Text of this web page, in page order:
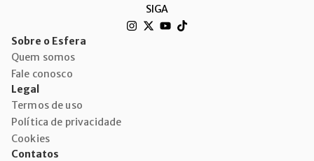
SIGA
Sobre o Esfera
Quem somos
Fale conosco
Legal
Termos de uso
Política de privacidade
Cookies
Contatos